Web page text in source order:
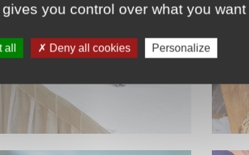
DE CUISINE
you control over what you
Deny all cookies Personalize